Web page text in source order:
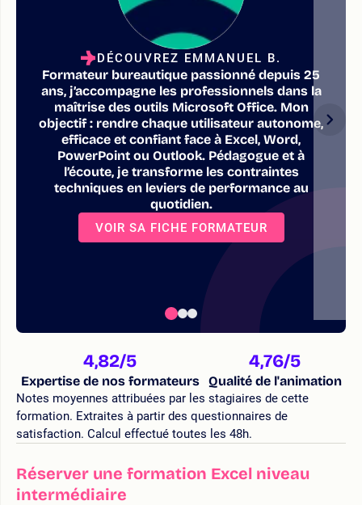
DÉCOUVREZ EMMANUEL B.
Formateur bureautique passionné depuis 25
ans, j’accompagne les professionnels dans la
maîtrise des outils Microsoft Office. Mon
objectif : rendre chaque utilisateur autonome,
efficace et confiant face à Excel, Word,
PowerPoint ou Outlook. Pédagogue et à
l’écoute, je transforme les contraintes
techniques en leviers de performance au
quotidien.
VOIR SA FICHE FORMATEUR
4,82/5
Expertise de nos formateurs
4,76/5
Qualité de l'animation
Notes moyennes attribuées par les stagiaires de cette
formation. Extraites à partir des questionnaires de
satisfaction. Calcul effectué toutes les 48h.
Réserver une formation Excel niveau
intermédiaire